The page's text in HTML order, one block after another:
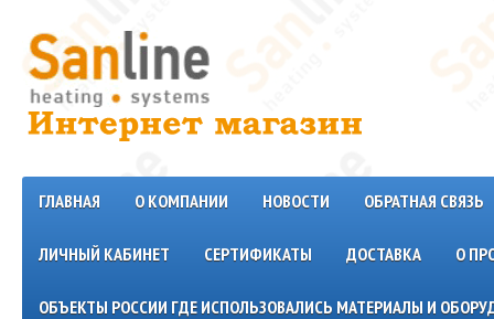
ГЛАВНАЯ О КОМПАНИИ НОВОСТИ ОБРАТНАЯ СВЯЗЬ
ЛИЧНЫЙ КАБИНЕТ СЕРТИФИКАТЫ ДОСТАВКА О
ОБЪЕКТЫ РОССИИ ГДЕ ИСПОЛЬЗОВАЛИСЬ МАТЕРИАЛЫ И